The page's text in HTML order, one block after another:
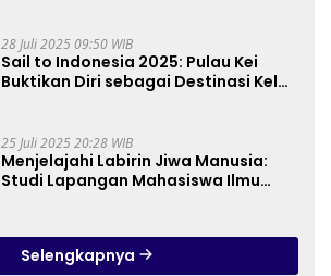
28 Juli 2025 09:50 WIB
Sail to Indonesia 2025: Pulau Kei
Buktikan Diri sebagai Destinasi Kelas
25 Juli 2025 20:28 WIB
Menjelajahi Labirin Jiwa Manusia:
Studi Lapangan Mahasiswa Ilmu
Selengkapnya